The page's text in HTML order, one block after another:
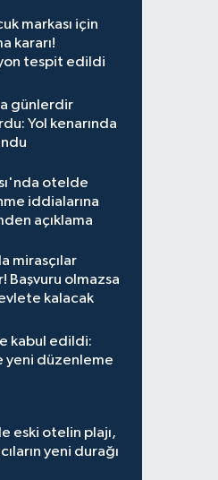
markası için
kararı!
tespit edildi
günlerdir
Yol kenarında
otelde
iddialarına
açıklama
mirasçılar
Başvuru olmazsa
kalacak
kabul edildi:
yeni düzenleme
eski otelin plajı,
yeni durağı